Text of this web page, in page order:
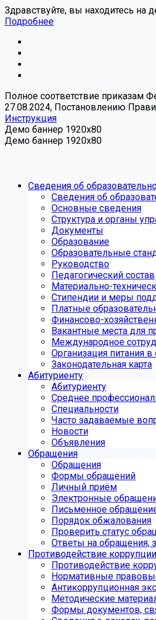
Здравствуйте, вы находитесь на
Подробнее
Полное соответствие приказам
27.08.2024, Постановлению
Инструкция
Демо баннер 1920x80
Демо баннер 1920x80
Сведения об
Сведения об
Основные сведения
Структура и органы
Документы
Образование
Образовательные
Руководство
Педагогический состав
Материально-
Стипендии и меры
Платные
Финансово-
Вакантные места для
Международное
Организация питания
Законодательная карта
Абитуриенту
Абитуриенту
Среднее
Специальности
Часто задаваемые
Новости
Объявления
Обращения
Обращения
Формы обращений
Личный приём
Электронные
Письменное
Порядок обжалования
Проверить статус
Ответы на обращения,
Противодействие коррупции
Противодействие
Нормативные
Антикоррупционная
Методические
Формы документов,